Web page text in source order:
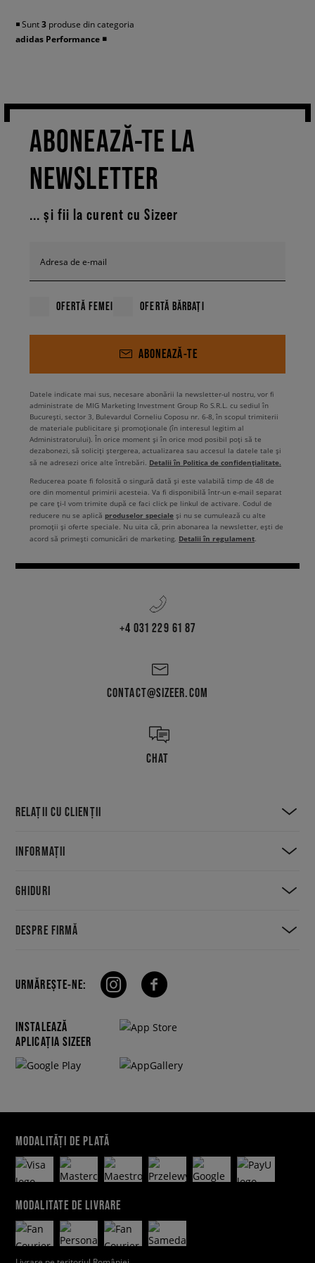
◾️ Sunt3 produse din categoria
adidas Performance ◾️
ABONEAZĂ-TE LA
NEWSLETTER
... și fii la curent cu Sizeer
Adresa de e-mail
OFERTĂ FEMEI OFERTĂ BĂRBAȚI
ABONEAZĂ-TE
Datele indicate mai sus, necesare abonării la newsletter-ul nostru, vor fi
administrate de MIG Marketing Investment Group Ro S.R.L. cu sediul în
București, sector 3, Bulevardul Corneliu Coposu nr. 6-8, în scopul trimiterii
de materiale publicitare și promoționale (în interesul legitim al
Administratorului). În orice moment și în orice mod posibil poți să te
dezabonezi, să soliciți ștergerea, actualizarea sau accesul la datele tale și
să ne adresezi orice alte întrebări. Detalii în Politica de confidențialitate.
Reducerea poate fi folosită o singură dată și este valabilă timp de 48 de
ore din momentul primirii acesteia. Va fi disponibilă într-un e-mail separat
pe care ți-l vom trimite după ce faci click pe linkul de activare. Codul de
reducere nu se aplică produselor speciale și nu se cumulează cu alte
promoții și oferte speciale. Nu uita că, prin abonarea la newsletter, ești de
acord să primești comunicări de marketing. Detalii în regulament
+4 031 229 61 87
CONTACT@SIZEER.COM
CHAT
RELAȚII CU CLIENȚII
INFORMAȚII
GHIDURI
DESPRE FIRMĂ
URMĂREȘTE-NE:
INSTALEAZĂ
APLICAȚIA SIZEER
MODALITĂȚI DE PLATĂ
MODALITATE DE LIVRARE